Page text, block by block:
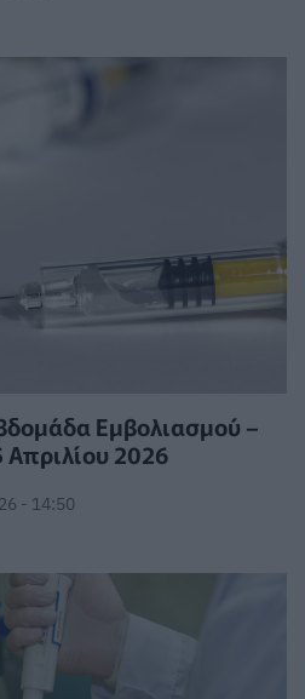
Εμβολιασμού –
Απριλίου 2026
- 14:50